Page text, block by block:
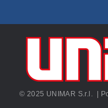
© 2025 UNIMAR S.r.l. |